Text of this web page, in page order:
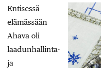
Entisessä
elämässään
Ahava oli
laadunhallinta-
ja